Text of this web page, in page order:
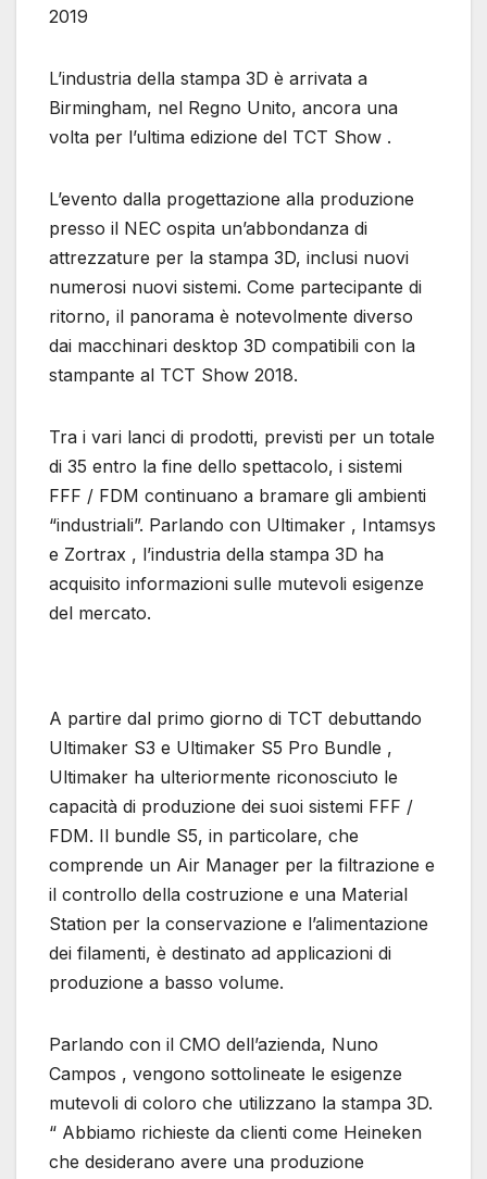
2019
L’industria della stampa 3D è arrivata a
Birmingham, nel Regno Unito, ancora una
volta per l’ultima edizione del TCT Show .
L’evento dalla progettazione alla produzione
presso il NEC ospita un’abbondanza di
attrezzature per la stampa 3D, inclusi nuovi
numerosi nuovi sistemi. Come partecipante di
ritorno, il panorama è notevolmente diverso
dai macchinari desktop 3D compatibili con la
stampante al TCT Show 2018.
Tra i vari lanci di prodotti, previsti per un totale
di 35 entro la fine dello spettacolo, i sistemi
FFF / FDM continuano a bramare gli ambienti
“industriali”. Parlando con Ultimaker , Intamsys
e Zortrax , l’industria della stampa 3D ha
acquisito informazioni sulle mutevoli esigenze
del mercato.
A partire dal primo giorno di TCT debuttando
Ultimaker S3 e Ultimaker S5 Pro Bundle ,
Ultimaker ha ulteriormente riconosciuto le
capacità di produzione dei suoi sistemi FFF /
FDM. Il bundle S5, in particolare, che
comprende un Air Manager per la filtrazione e
il controllo della costruzione e una Material
Station per la conservazione e l’alimentazione
dei filamenti, è destinato ad applicazioni di
produzione a basso volume.
Parlando con il CMO dell’azienda, Nuno
Campos , vengono sottolineate le esigenze
mutevoli di coloro che utilizzano la stampa 3D.
“ Abbiamo richieste da clienti come Heineken
che desiderano avere una produzione